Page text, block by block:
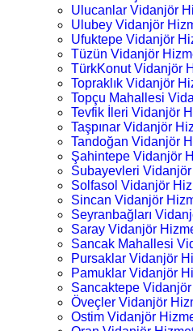
Ulucanlar Vidanjör
Ulubey Vidanjör
Ufuktepe Vidanjör
Tüzün Vidanjör
TürkKonut Vidanjör
Topraklık Vidanjör
Topçu Mahallesi
Tevfik İleri Vidanjör
Taşpınar Vidanjör
Tandoğan Vidanjör
Şahintepe Vidanjör
Subayevleri
Solfasol Vidanjör
Sincan Vidanjör
Seyranbağları
Saray Vidanjör
Sancak Mahallesi
Pursaklar Vidanjör
Pamuklar Vidanjör
Sancaktepe
Öveçler Vidanjör
Ostim Vidanjör